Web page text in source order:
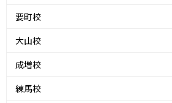
要町校
大山校
成増校
練馬校